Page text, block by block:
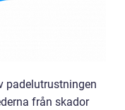
padelutrustningen
från skador